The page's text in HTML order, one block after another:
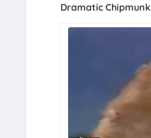
Dramatic Chipmunk